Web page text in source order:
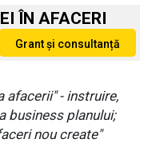
ÎN AFACERI
afacerii" - instruire,
business planului;
nou create"